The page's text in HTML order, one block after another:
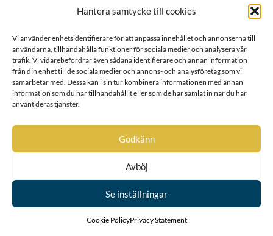
Hantera samtycke till cookies
Vi använder enhetsidentifierare för att anpassa innehållet och annonserna till
användarna, tillhandahålla funktioner för sociala medier och analysera vår
trafik. Vi vidarebefordrar även sådana identifierare och annan information
från din enhet till de sociala medier och annons- och analysföretag som vi
samarbetar med. Dessa kan i sin tur kombinera informationen med annan
information som du har tillhandahållit eller som de har samlat in när du har
använt deras tjänster.
Godkänn
Avböj
Se inställningar
Cookie PolicyPrivacy Statement
Cronberg
494
Croneborg
1401
Cronfelt
Ointroducerad
Cronflycht
(878 ½)
Cronhielm
94
Cronhielm
55
Cronhielm af Flosta
(322 B)
Cronhjort
1221
Cronmarck
1104 B
Cronstedt
Cronstierna
Cronstierna